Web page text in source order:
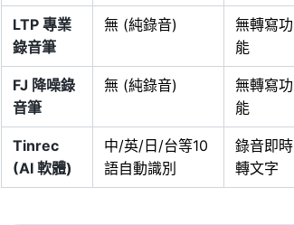
LTP 專業
錄音筆
無 (純錄音)
無轉寫功
能
FJ 降噪錄
音筆
無 (純錄音)
無轉寫功
能
Tinrec
(AI 軟體)
中/英/日/台等10
語自動識別
錄音即時
轉文字